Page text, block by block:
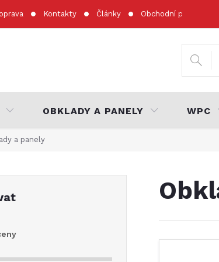
Kontakty Články Obchodní podmínky
OBKLADY A PANELY WPC
a panely